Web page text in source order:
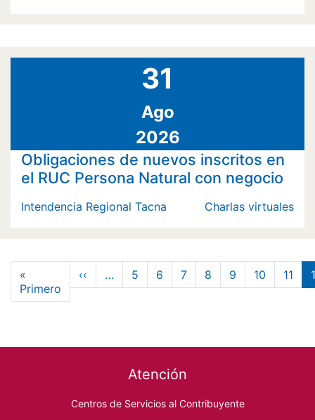
31
Ago
2026
Obligaciones de nuevos inscritos en
el RUC Persona Natural con negocio
Intendencia Regional Tacna Charlas virtuales
Paginación
«
Primero Primera página
‹‹ Página anterior
… 5 6 7 8 9 10 11
Atención
Centros de Servicios al Contribuyente